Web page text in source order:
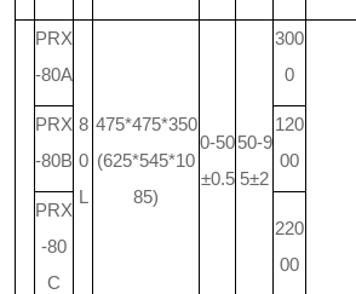
PRX
-80A
8
0
L
475*475*350
(625*545*10
85)
0-50
±0.5
50-9
5±2
300
0
PRX
-80B
120
00
PRX
-80
C
220
00